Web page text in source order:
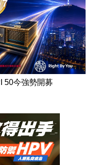
50今強勢開募